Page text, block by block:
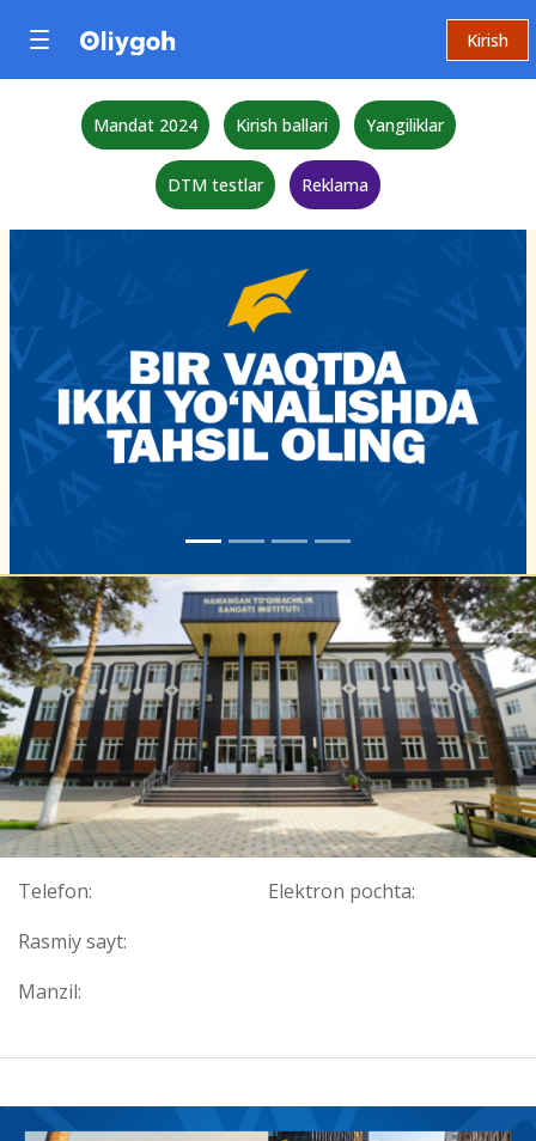
Kirish
Mandat 2024 Kirish ballari Yangiliklar
DTM testlar Reklama
Telefon:
Elektron pochta:
Rasmiy sayt:
Manzil: